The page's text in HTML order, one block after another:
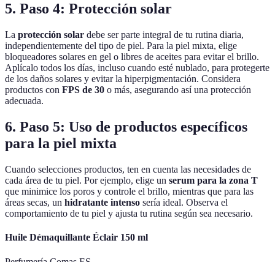
5. Paso 4: Protección solar
La protección solar debe ser parte integral de tu rutina diaria,
independientemente del tipo de piel. Para la piel mixta, elige
bloqueadores solares en gel o libres de aceites para evitar el brillo.
Aplícalo todos los días, incluso cuando esté nublado, para protegerte
de los daños solares y evitar la hiperpigmentación. Considera
productos con FPS de 30 o más, asegurando así una protección
adecuada.
6. Paso 5: Uso de productos específicos
para la piel mixta
Cuando selecciones productos, ten en cuenta las necesidades de
cada área de tu piel. Por ejemplo, elige un serum para la zona T
que minimice los poros y controle el brillo, mientras que para las
áreas secas, un hidratante intenso sería ideal. Observa el
comportamiento de tu piel y ajusta tu rutina según sea necesario.
Huile Démaquillante Éclair 150 ml